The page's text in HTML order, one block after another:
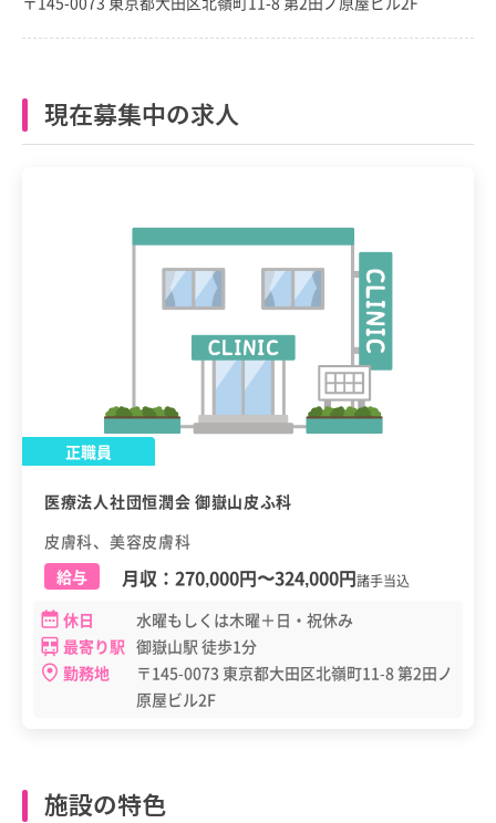
現在募集中の求人
正職員
医療法人社団恒潤会 御嶽山皮ふ科
皮膚科、美容皮膚科
給与
月収： 270,000円〜324,000円諸手当込
休日
水曜もしくは木曜＋日・祝休み
最寄り駅 御嶽山駅 徒歩1分
勤務地
〒145-0073 東京都大田区北嶺町11-8 第2田ノ
原屋ビル2F
施設の特色